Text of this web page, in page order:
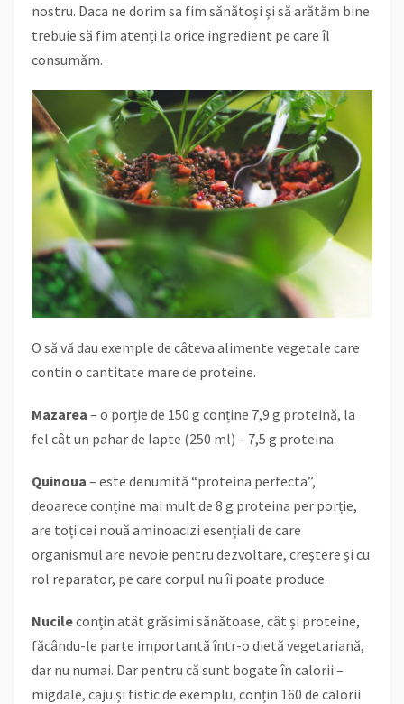
nostru. Daca ne dorim sa fim sănătoși și să arătăm bine
trebuie să fim atenți la orice ingredient pe care îl
consumăm.
O să vă dau exemple de câteva alimente vegetale care
contin o cantitate mare de proteine.
Mazarea – o porție de 150 g conține 7,9 g proteină, la
fel cât un pahar de lapte (250 ml) – 7,5 g proteina.
Quinoua – este denumită “proteina perfecta”,
deoarece conține mai mult de 8 g proteina per porție,
are toți cei nouă aminoacizi esențiali de care
organismul are nevoie pentru dezvoltare, creștere și cu
rol reparator, pe care corpul nu îi poate produce.
Nucileconțin atât grăsimi sănătoase, cât și proteine,
făcându-le parte importantă într-o dietă vegetariană,
dar nu numai. Dar pentru că sunt bogate în calorii –
migdale, caju și fistic de exemplu, conțin 160 de calorii